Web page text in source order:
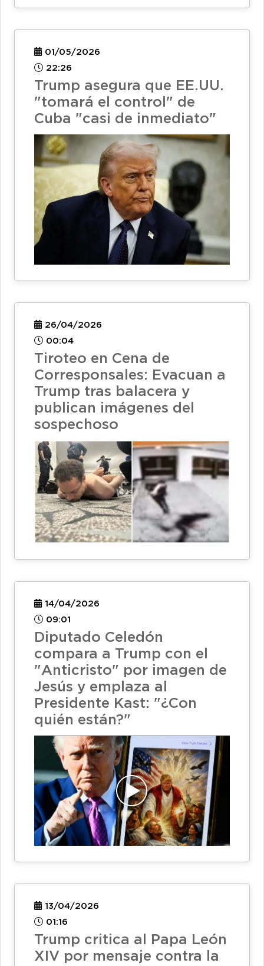
01/05/2026
22:26
Trump asegura que EE.UU.
"tomará el control" de
Cuba "casi de inmediato"
26/04/2026
00:04
Tiroteo en Cena de
Corresponsales: Evacuan a
Trump tras balacera y
publican imágenes del
sospechoso
14/04/2026
09:01
Diputado Celedón
compara a Trump con el
"Anticristo" por imagen de
Jesús y emplaza al
Presidente Kast: "¿Con
quién están?"
13/04/2026
01:16
Trump critica al Papa León
XIV por mensaje contra la